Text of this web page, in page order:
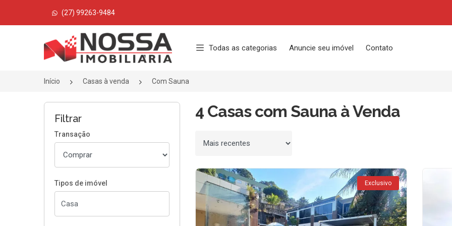
(27) 99263-9484
Página inicial
Todas as categorias Anuncie seu imóvel Contato
Início Casas à venda Com Sauna
Filtrar
Transação
Tipos de imóvel
4 Casas com Sauna à Venda
Ordenar por
Exclusivo